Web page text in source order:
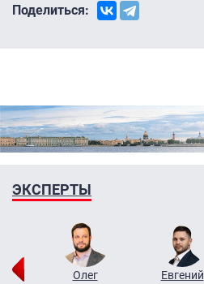
Поделиться:
ЭКСПЕРТЫ
Олег
Евгений